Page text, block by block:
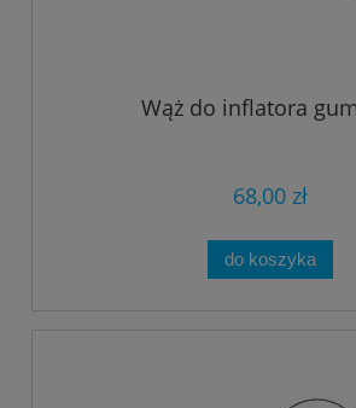
Wąż do inflatora
68,00 zł
do koszyka